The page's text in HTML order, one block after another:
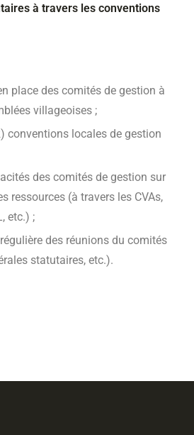
à travers les conventions
place des comités de gestion à
villageoises ;
conventions locales de gestion
des comités de gestion sur
ressources (à travers les CVAs,
etc.) ;
des réunions du comités
statutaires, etc.).